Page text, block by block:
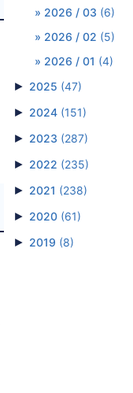
2026 / 03 (6)
2026 / 02 (5)
2026 / 01 (4)
► 2025 (47)
► 2024 (151)
► 2023 (287)
► 2022 (235)
► 2021 (238)
► 2020 (61)
► 2019 (8)